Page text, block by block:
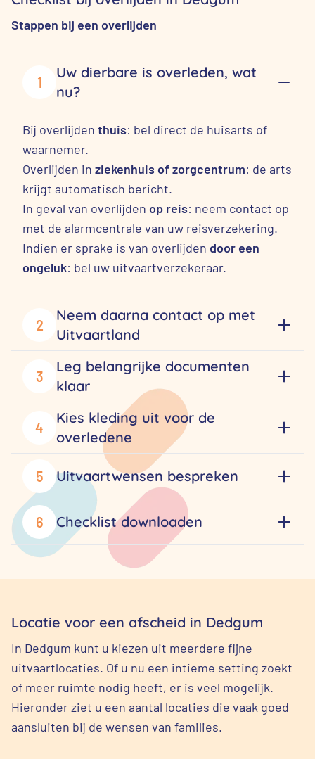
Stappen bij een overlijden
1
Uw dierbare is overleden, wat
nu?
Bij overlijden thuis: bel direct de huisarts of
waarnemer.
Overlijden in ziekenhuis of zorgcentrum: de arts
krijgt automatisch bericht.
In geval van overlijden op reis: neem contact op
met de alarmcentrale van uw reisverzekering.
Indien er sprake is van overlijden door een
ongeluk: bel uw uitvaartverzekeraar.
2
Neem daarna contact op met
Uitvaartland
3
Leg belangrijke documenten
klaar
4
Kies kleding uit voor de
overledene
5 Uitvaartwensen bespreken
6 Checklist downloaden
Locatie voor een afscheid in Dedgum
In Dedgum kunt u kiezen uit meerdere fijne
uitvaartlocaties. Of u nu een intieme setting zoekt
of meer ruimte nodig heeft, er is veel mogelijk.
Hieronder ziet u een aantal locaties die vaak goed
aansluiten bij de wensen van families.